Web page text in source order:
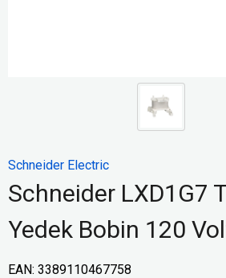
Schneider Electric
Schneider LXD1G7
Yedek Bobin 120
EAN: 3389110467758